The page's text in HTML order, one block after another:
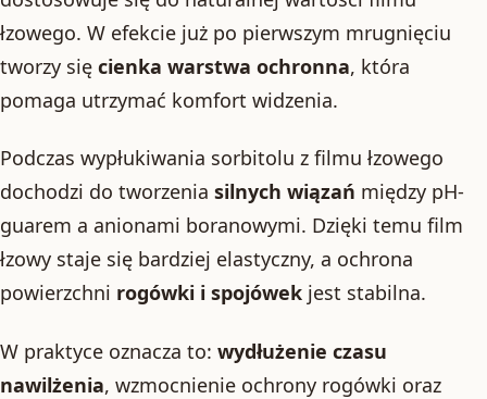
łzowego. W efekcie już po pierwszym mrugnięciu
tworzy się cienka warstwa ochronna, która
pomaga utrzymać komfort widzenia.
Podczas wypłukiwania sorbitolu z filmu łzowego
dochodzi do tworzenia silnych wiązań między pH-
guarem a anionami boranowymi. Dzięki temu film
łzowy staje się bardziej elastyczny, a ochrona
powierzchni rogówki i spojówek jest stabilna.
W praktyce oznacza to: wydłużenie czasu
nawilżenia, wzmocnienie ochrony rogówki oraz